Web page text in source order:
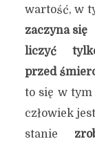
wartość, w
zaczyna się
liczyć
przed
to się w
człowiek
stanie